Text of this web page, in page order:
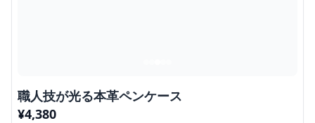
職人技が光る本革ペンケース
¥4,380